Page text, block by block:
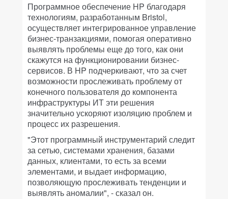
Программное обеспечение HP благодаря
технологиям, разработанным Bristol,
осуществляет интегрированное управление
бизнес-транзакциями, помогая оперативно
выявлять проблемы еще до того, как они
скажутся на функционировании бизнес-
сервисов. В HP подчеркивают, что за счет
возможности прослеживать проблему от
конечного пользователя до компонента
инфраструктуры ИТ эти решения
значительно ускоряют изоляцию проблем и
процесс их разрешения.
"Этот программный инструментарий следит
за сетью, системами хранения, базами
данных, клиентами, то есть за всеми
элементами, и выдает информацию,
позволяющую прослеживать тенденции и
выявлять аномалии", - сказал он.